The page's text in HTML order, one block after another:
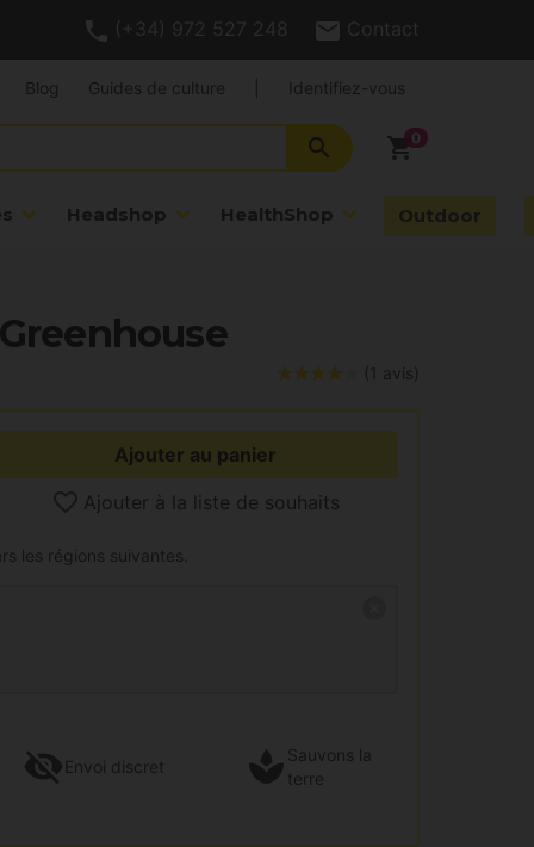
(+34) 972 527 248 Contact
shopping_cart
search
Headshop HealthShop Outdoor
Blog Guides de culture Identifiez-vous
(1 avis)
Ajouter au panier
Ajouter à la liste de souhaits
les régions suivantes.
Envoi discret
Sauvons la
terre